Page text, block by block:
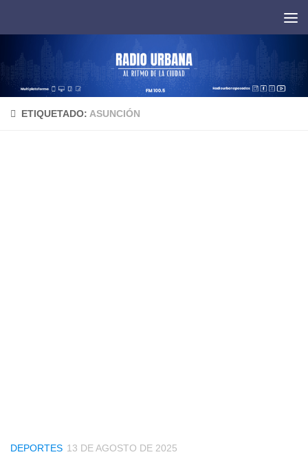
ETIQUETADO: ASUNCIÓN
DEPORTES 13 DE AGOSTO DE 2025